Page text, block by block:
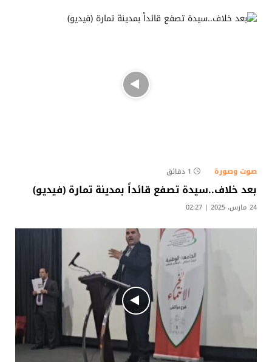
صوت وصورة 1 دقائق
بعد خلاف..سيدة تصفع قائداً بمدينة تمارة (فيديو)
24 مارس، 2025 | 02:27